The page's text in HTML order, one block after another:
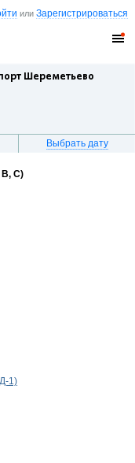
илиЗарегистрироваться
Шереметьево
Выбрать дату
C)
1)